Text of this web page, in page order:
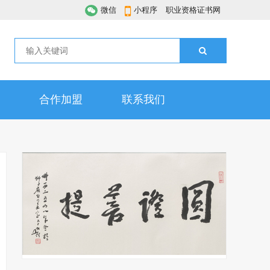
微信 小程序 职业资格证书网
合作加盟 联系我们